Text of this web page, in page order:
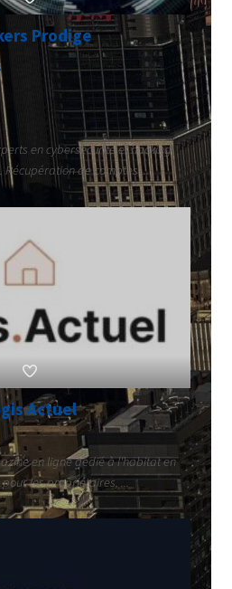
Prodige
en cybersécurité et hacking
Récupération de comptes ...
Actuel
en ligne dédié à l'habitat en
les propriétaires, ...